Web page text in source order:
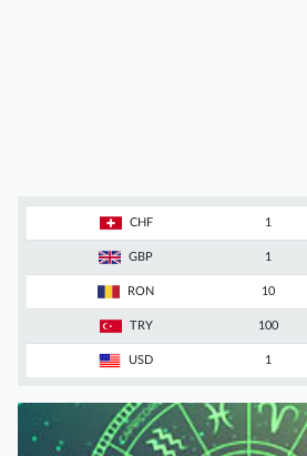
CHF 1
GBP 1
RON 10
TRY 100
USD 1